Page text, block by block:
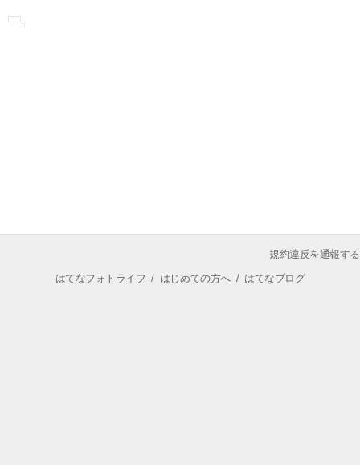
規約違反を通報する
はてなフォトライフ / はじめての方へ/ はてなブログ